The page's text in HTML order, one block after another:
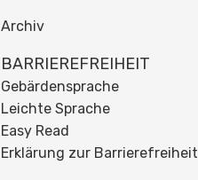
Archiv
BARRIEREFREIHEIT
Gebärdensprache
Leichte Sprache
Easy Read
Erklärung zur Barrierefreiheit